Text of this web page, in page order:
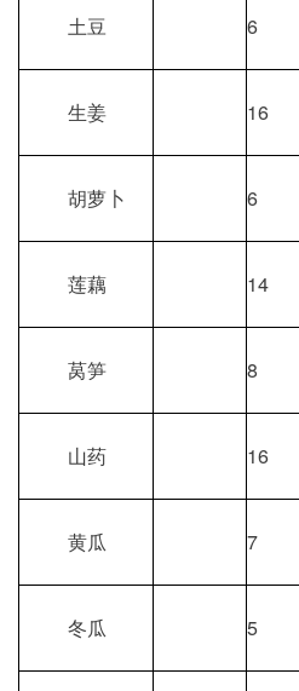
土豆 6
生姜 16
胡萝卜 6
莲藕 14
莴笋 8
山药 16
黄瓜 7
冬瓜 5